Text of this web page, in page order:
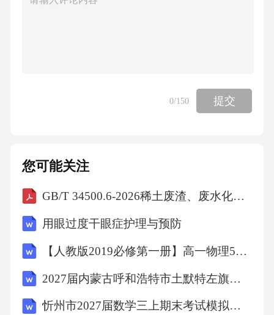
作法：
1）以O为圆心，任意长度为半径画弧,
分别交OA,OB于点M,点N。
2）分别以M,N为圆心，大于」MN的相同线段
为半径画弧,
0/150 提交
您可能关注
GB/T 34500.6-2026稀土废渣、废水化学分析方法第6部分：铊、钒含量的测定电感耦合等离子体质谱法
用眼过度干眼症护理与预防
【人教版2019必修第一册】高一物理5牛顿运动定律的应用（教学设计）教案
2027届内蒙古呼和浩特市土默特左旗数学六年级第一学期期末调研试题含解析
忻州市2027届数学三上期末考试模拟试题含解析